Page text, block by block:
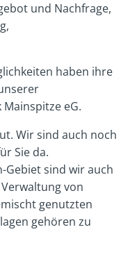
und Nachfrage,
haben ihre
eG.
Wir sind auch noch
Sie da.
Gebiet sind wir auch
von
genutzten
gehören zu